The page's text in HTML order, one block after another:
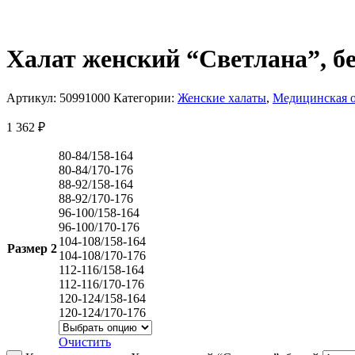
Халат женский “Светлана”,
Артикул: 50991000 Категории: Женские халаты, Медицинская
1 362 ₽
Размер 2
80-84/158-164
80-84/170-176
88-92/158-164
88-92/170-176
96-100/158-164
96-100/170-176
104-108/158-164
104-108/170-176
112-116/158-164
112-116/170-176
120-124/158-164
120-124/170-176
Очистить